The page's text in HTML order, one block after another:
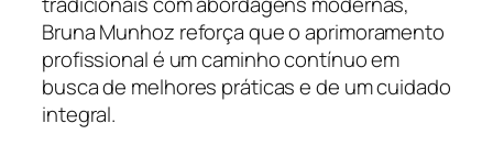
Bruna Munhoz reforça que o aprimoramento
profissional é um caminho contínuo em
busca de melhores práticas e de um cuidado
integral.